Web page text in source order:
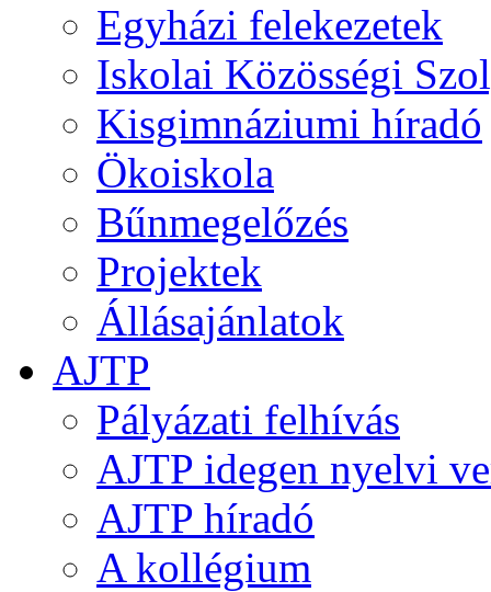
Egyházi felekezetek
Iskolai Közösségi
Kisgimnáziumi híradó
Ökoiskola
Bűnmegelőzés
Projektek
Állásajánlatok
AJTP
Pályázati felhívás
AJTP idegen nyelvi
AJTP híradó
A kollégium